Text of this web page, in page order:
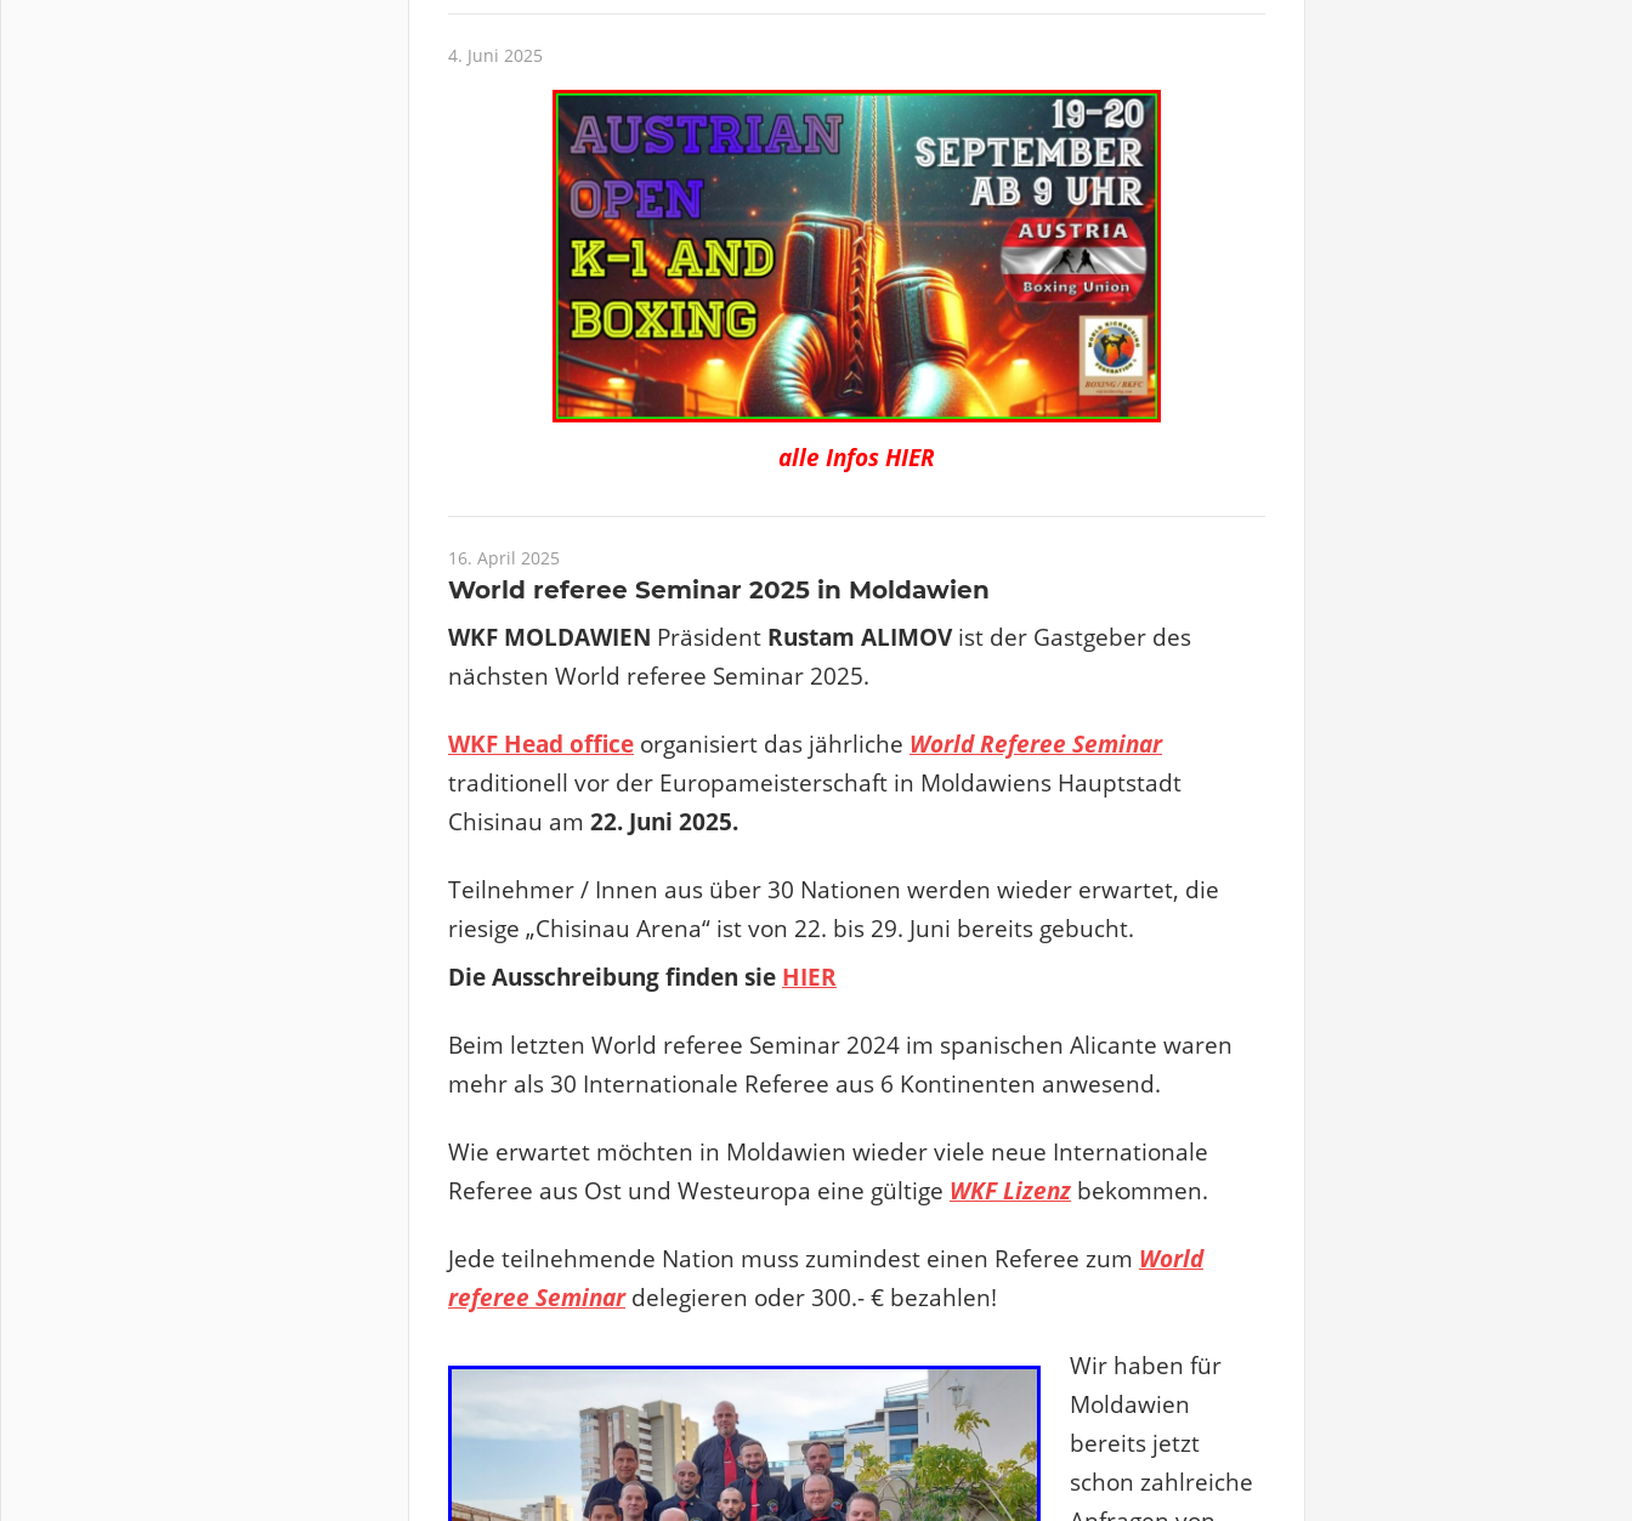
4. Juni 2025
alle Infos HIER
16. April 2025
World referee Seminar 2025 in Moldawien
WKF MOLDAWIEN Präsident Rustam ALIMOVist der Gastgeber des
nächsten World referee Seminar 2025.
WKF Head office organisiert das jährliche World Referee Seminar
traditionell vor der Europameisterschaft in Moldawiens Hauptstadt
Chisinau am 22. Juni 2025.
Teilnehmer / Innen aus über 30 Nationen werden wieder erwartet, die
riesige „Chisinau Arena“ ist von 22. bis 29. Juni bereits gebucht.
Die Ausschreibung finden sie HIER
Beim letzten World referee Seminar 2024 im spanischen Alicante waren
mehr als 30 Internationale Referee aus 6 Kontinenten anwesend.
Wie erwartet möchten in Moldawien wieder viele neue Internationale
Referee aus Ost und Westeuropa eine gültige WKF Lizenz bekommen.
Jede teilnehmende Nation muss zumindest einen Referee zum World
referee Seminardelegieren oder 300.- € bezahlen!
Wir haben für
Moldawien
bereits jetzt
schon zahlreiche